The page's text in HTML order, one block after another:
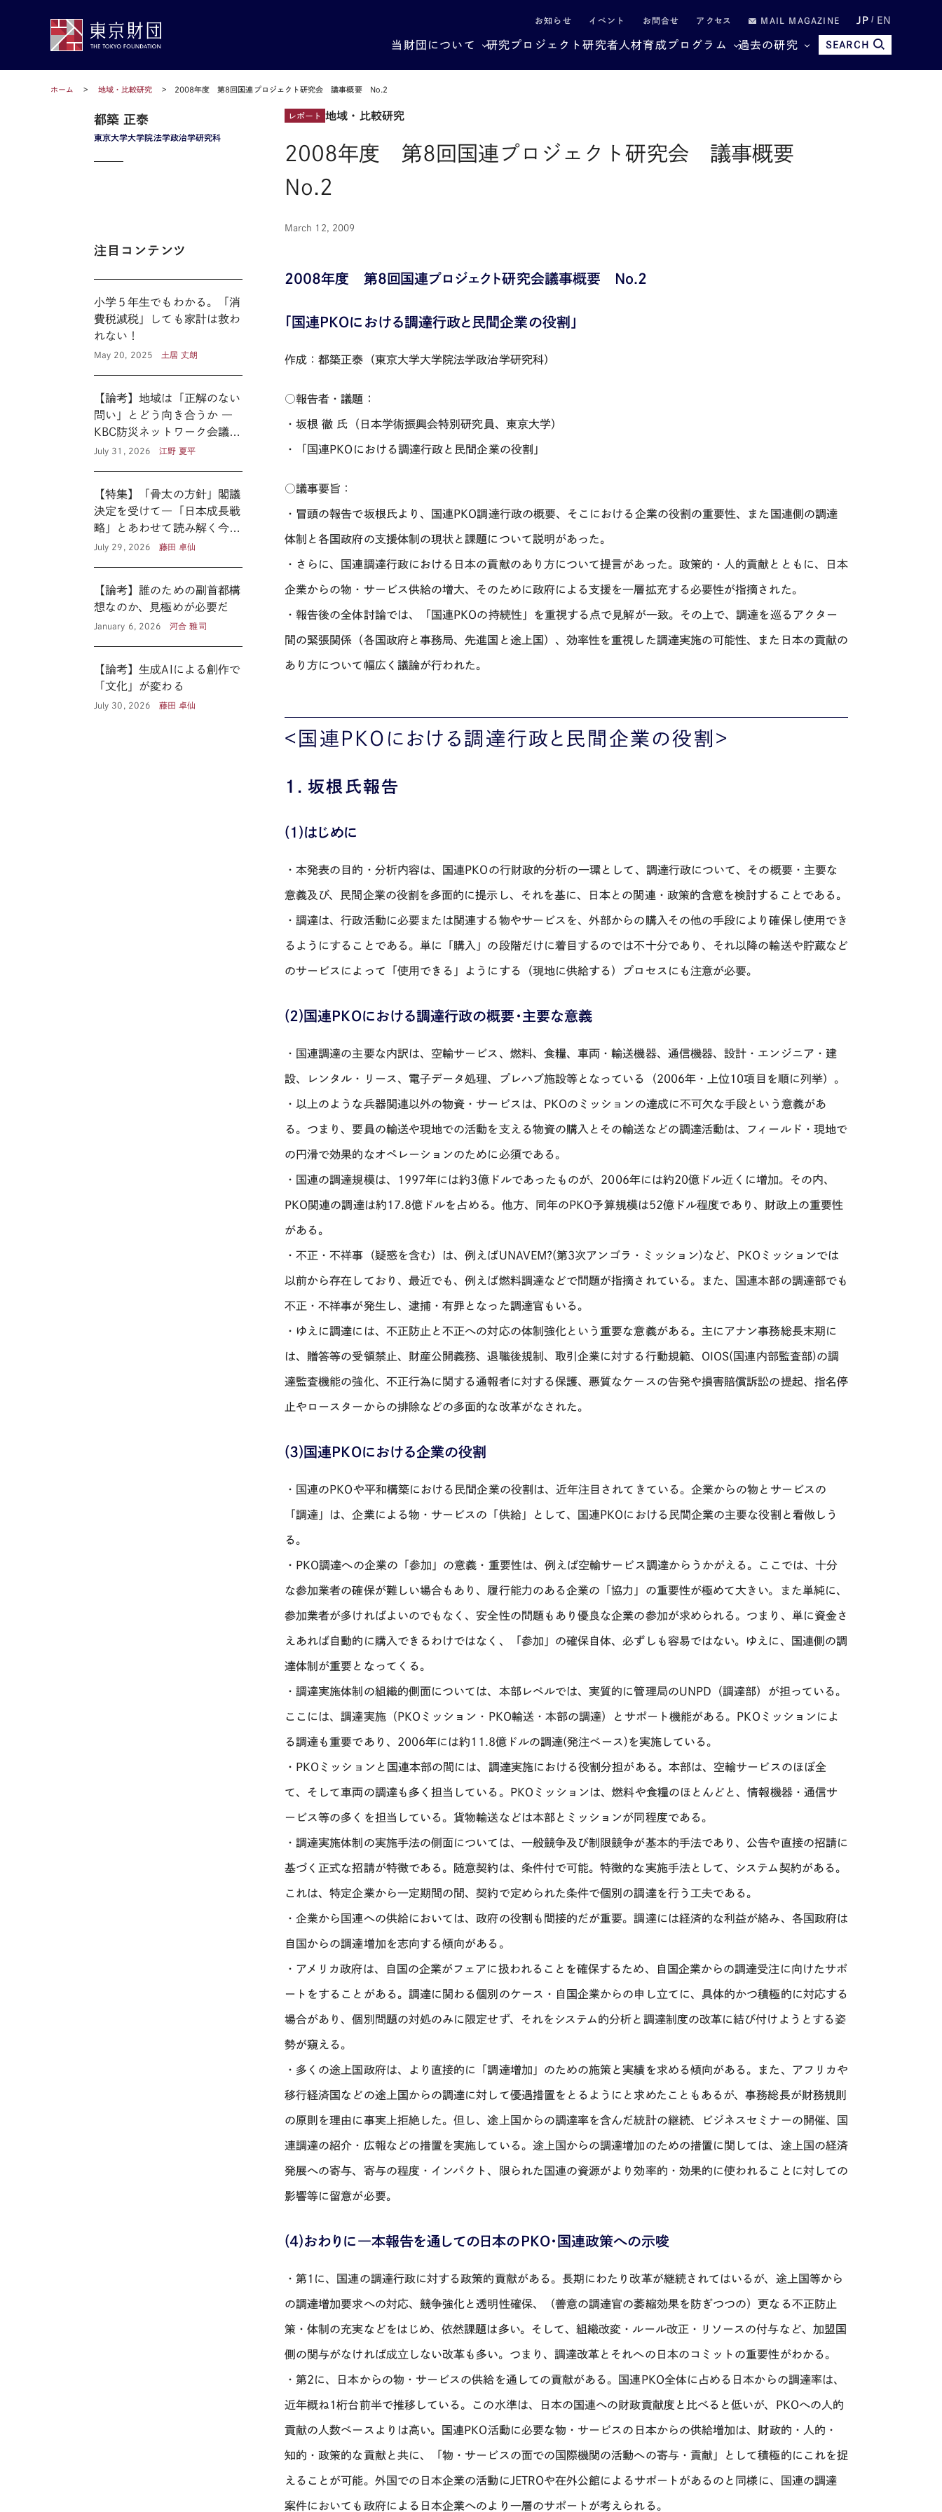
お知らせ イベント お問合せ アクセス MAIL MAGAZINE JP EN
当財団について 研究プロジェクト研究者 人材育成プログラム 過去の研究 SEARCH
ホーム 地域・比較研究 2008年度 第8回国連プロジェクト研究会 議事概要 No.2
レポート 地域・比較研究
2008年度 第8回国連プロジェクト研究会 議事概要
No.2
March 12, 2009
2008年度 第8回国連プロジェクト研究会議事概要 No.2
「国連PKOにおける調達行政と民間企業の役割」
作成：都築正泰（東京大学大学院法学政治学研究科）
○報告者・議題：
・坂根 徹 氏（日本学術振興会特別研究員、東京大学）
・「国連PKOにおける調達行政と民間企業の役割」
○議事要旨：
・冒頭の報告で坂根氏より、国連PKO調達行政の概要、そこにおける企業の役割の重要性、また国連側の調達
体制と各国政府の支援体制の現状と課題について説明があった。
・さらに、国連調達行政における日本の貢献のあり方について提言があった。政策的・人的貢献とともに、日本
企業からの物・サービス供給の増大、そのために政府による支援を一層拡充する必要性が指摘された。
・報告後の全体討論では、「国連PKOの持続性」を重視する点で見解が一致。その上で、調達を巡るアクター
間の緊張関係（各国政府と事務局、先進国と途上国）、効率性を重視した調達実施の可能性、また日本の貢献の
あり方について幅広く議論が行われた。
<国連PKOにおける調達行政と民間企業の役割>
１．坂根氏報告
(1)はじめに
・本発表の目的・分析内容は、国連PKOの行財政的分析の一環として、調達行政について、その概要・主要な
意義及び、民間企業の役割を多面的に提示し、それを基に、日本との関連・政策的含意を検討することである。
・調達は、行政活動に必要または関連する物やサービスを、外部からの購入その他の手段により確保し使用でき
るようにすることである。単に「購入」の段階だけに着目するのでは不十分であり、それ以降の輸送や貯蔵など
のサービスによって「使用できる」ようにする（現地に供給する）プロセスにも注意が必要。
(2)国連PKOにおける調達行政の概要・主要な意義
・国連調達の主要な内訳は、空輸サービス、燃料、食糧、車両・輸送機器、通信機器、設計・エンジニア・建
設、レンタル・リース、電子データ処理、プレハブ施設等となっている（2006年・上位10項目を順に列挙）。
・以上のような兵器関連以外の物資・サービスは、PKOのミッションの達成に不可欠な手段という意義があ
る。つまり、要員の輸送や現地での活動を支える物資の購入とその輸送などの調達活動は、フィールド・現地で
の円滑で効果的なオペレーションのために必須である。
・国連の調達規模は、1997年には約3億ドルであったものが、2006年には約20億ドル近くに増加。その内、
PKO関連の調達は約17.8億ドルを占める。他方、同年のPKO予算規模は52億ドル程度であり、財政上の重要性
がある。
・不正・不祥事（疑惑を含む）は、例えばUNAVEM?(第3次アンゴラ・ミッション)など、PKOミッションでは
以前から存在しており、最近でも、例えば燃料調達などで問題が指摘されている。また、国連本部の調達部でも
不正・不祥事が発生し、逮捕・有罪となった調達官もいる。
・ゆえに調達には、不正防止と不正への対応の体制強化という重要な意義がある。主にアナン事務総長末期に
は、贈答等の受領禁止、財産公開義務、退職後規制、取引企業に対する行動規範、OIOS(国連内部監査部)の調
達監査機能の強化、不正行為に関する通報者に対する保護、悪質なケースの告発や損害賠償訴訟の提起、指名停
止やロースターからの排除などの多面的な改革がなされた。
(3)国連PKOにおける企業の役割
・国連のPKOや平和構築における民間企業の役割は、近年注目されてきている。企業からの物とサービスの
「調達」は、企業による物・サービスの「供給」として、国連PKOにおける民間企業の主要な役割と看做しう
る。
・PKO調達への企業の「参加」の意義・重要性は、例えば空輸サービス調達からうかがえる。ここでは、十分
な参加業者の確保が難しい場合もあり、履行能力のある企業の「協力」の重要性が極めて大きい。また単純に、
参加業者が多ければよいのでもなく、安全性の問題もあり優良な企業の参加が求められる。つまり、単に資金さ
えあれば自動的に購入できるわけではなく、「参加」の確保自体、必ずしも容易ではない。ゆえに、国連側の調
達体制が重要となってくる。
・調達実施体制の組織的側面については、本部レベルでは、実質的に管理局のUNPD（調達部）が担っている。
ここには、調達実施（PKOミッション・PKO輸送・本部の調達）とサポート機能がある。PKOミッションによ
る調達も重要であり、2006年には約11.8億ドルの調達(発注ベース)を実施している。
・PKOミッションと国連本部の間には、調達実施における役割分担がある。本部は、空輸サービスのほぼ全
て、そして車両の調達も多く担当している。PKOミッションは、燃料や食糧のほとんどと、情報機器・通信サ
ービス等の多くを担当している。貨物輸送などは本部とミッションが同程度である。
・調達実施体制の実施手法の側面については、一般競争及び制限競争が基本的手法であり、公告や直接の招請に
基づく正式な招請が特徴である。随意契約は、条件付で可能。特徴的な実施手法として、システム契約がある。
これは、特定企業から一定期間の間、契約で定められた条件で個別の調達を行う工夫である。
・企業から国連への供給においては、政府の役割も間接的だが重要。調達には経済的な利益が絡み、各国政府は
自国からの調達増加を志向する傾向がある。
・アメリカ政府は、自国の企業がフェアに扱われることを確保するため、自国企業からの調達受注に向けたサポ
ートをすることがある。調達に関わる個別のケース・自国企業からの申し立てに、具体的かつ積極的に対応する
場合があり、個別問題の対処のみに限定せず、それをシステム的分析と調達制度の改革に結び付けようとする姿
勢が窺える。
・多くの途上国政府は、より直接的に「調達増加」のための施策と実績を求める傾向がある。また、アフリカや
移行経済国などの途上国からの調達に対して優遇措置をとるようにと求めたこともあるが、事務総長が財務規則
の原則を理由に事実上拒絶した。但し、途上国からの調達率を含んだ統計の継続、ビジネスセミナーの開催、国
連調達の紹介・広報などの措置を実施している。途上国からの調達増加のための措置に関しては、途上国の経済
発展への寄与、寄与の程度・インパクト、限られた国連の資源がより効率的・効果的に使われることに対しての
影響等に留意が必要。
(4)おわりに―本報告を通しての日本のPKO・国連政策への示唆
・第1に、国連の調達行政に対する政策的貢献がある。長期にわたり改革が継続されてはいるが、途上国等から
の調達増加要求への対応、競争強化と透明性確保、（善意の調達官の萎縮効果を防ぎつつの）更なる不正防止
策・体制の充実などをはじめ、依然課題は多い。そして、組織改変・ルール改正・リソースの付与など、加盟国
側の関与がなければ成立しない改革も多い。つまり、調達改革とそれへの日本のコミットの重要性がわかる。
・第2に、日本からの物・サービスの供給を通しての貢献がある。国連PKO全体に占める日本からの調達率は、
近年概ね1桁台前半で推移している。この水準は、日本の国連への財政貢献度と比べると低いが、PKOへの人的
貢献の人数ベースよりは高い。国連PKO活動に必要な物・サービスの日本からの供給増加は、財政的・人的・
知的・政策的な貢献と共に、「物・サービスの面での国際機関の活動への寄与・貢献」として積極的にこれを捉
えることが可能。外国での日本企業の活動にJETROや在外公館によるサポートがあるのと同様に、国連の調達
案件においても政府による日本企業へのより一層のサポートが考えられる。
東京大学大学院法学政治学研究科
都築 正泰
注目コンテンツ
小学５年生でもわかる。「消
費税減税」しても家計は救わ
れない！
May 20, 2025 土居 丈朗
【論考】地域は「正解のない
問い」とどう向き合うか ―
KBC防災ネットワーク会議に
見る新たな公共性 ―
July 31, 2026 江野 夏平
【特集】「骨太の方針」閣議
決定を受けて―「日本成長戦
略」とあわせて読み解く今後
の医療政策―
July 29, 2026 藤田 卓仙
【論考】誰のための副首都構
想なのか、見極めが必要だ
January 6, 2026 河合 雅司
【論考】生成AIによる創作で
「文化」が変わる
July 30, 2026 藤田 卓仙